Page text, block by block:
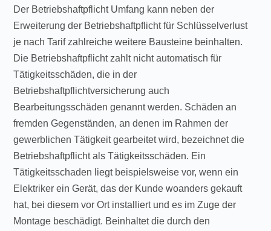
Der Betriebshaftpflicht Umfang kann neben der
Erweiterung der Betriebshaftpflicht für Schlüsselverlust
je nach Tarif zahlreiche weitere Bausteine beinhalten.
Die Betriebshaftpflicht zahlt nicht automatisch für
Tätigkeitsschäden, die in der
Betriebshaftpflichtversicherung auch
Bearbeitungsschäden genannt werden. Schäden an
fremden Gegenständen, an denen im Rahmen der
gewerblichen Tätigkeit gearbeitet wird, bezeichnet die
Betriebshaftpflicht als Tätigkeitsschäden. Ein
Tätigkeitsschaden liegt beispielsweise vor, wenn ein
Elektriker ein Gerät, das der Kunde woanders gekauft
hat, bei diesem vor Ort installiert und es im Zuge der
Montage beschädigt. Beinhaltet die durch den